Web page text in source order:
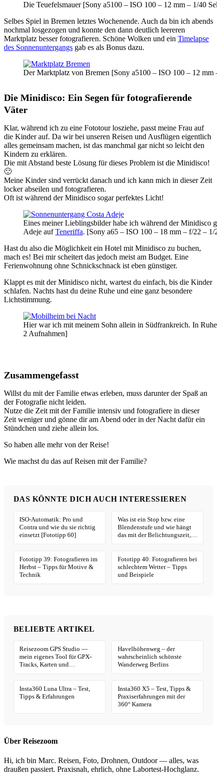
Die Teuefelsmauer [Sony a5100 – ISO 100 – 12 mm – 1/40
Selbes Spiel in Bremen letztes Wochenende. Auch da bin ich abends
nochmal losgezogen und konnte den dann deutlich leereren
Marktplatz besser fotografieren. Schöne Wolken und ein Timelapse
des Sonnenuntergangs gab es als Bonus dazu.
Der Marktplatz von Bremen [Sony a5100 – ISO 100 – 12 mm
Die Minidisco: Ein Segen für fotografierende
Väter
Klar, während ich zu eine Fototour losziehe, passt meine Frau auf
die Kinder auf. Da wir bei unseren Reisen und Ausflügen eigentlich
alles gemeinsam machen, ist das manchmal gar nicht so leicht den
Kindern zu erklären.
Die mit Abstand beste Lösung für dieses Problem ist die Minidisco!
🙂
Meine Kinder sind verrückt danach und ich kann mich in dieser Zeit
locker abseilen und fotografieren.
Oft ist während der Minidisco sogar perfektes Licht!
Eines meiner Lieblingsbilder habe ich während der Minidisco
Adeje aufTeneriffa. [Sony a65 – ISO 100 – 18 mm – f/22 – 1/
Hast du also die Möglichkeit ein Hotel mit Minidisco zu buchen,
mach es! Bei mir scheitert das jedoch meist am Budget. Eine
Ferienwohnung ohne Schnickschnack ist eben günstiger.
Klappt es mit der Minidisco nicht, wartest du einfach, bis die Kinder
schlafen. Nachts hast du deine Ruhe und eine ganz besondere
Lichtstimmung.
Hier war ich mit meinem Sohn allein in Südfrankreich. In
2 Aufnahmen]
Zusammengefasst
Willst du mit der Familie etwas erleben, muss darunter der Spaß an
der Fotografie nicht leiden.
Nutze die Zeit mit der Familie intensiv und fotografiere in dieser
Zeit weniger und gönne dir am Abend oder in der Nacht dafür ein
Stündchen und ziehe allein los.
So haben alle mehr von der Reise!
Wie machst du das auf Reisen mit der Familie?
DAS KÖNNTE DICH AUCH INTERESSIEREN
ISO-Automatik: Pro und
Contra und wie du sie richtig
einsetzt [Fototipp 60]
Was ist ein Stop bzw. eine
Blendenstufe und wie hängt
das mit der Belichtungszeit,
Fototipp 39: Fotografieren im
Herbst – Tipps für Motive &
Technik
Fototipp 40: Fotografieren bei
schlechtem Wetter – Tipps
und Beispiele
BELIEBTE ARTIKEL
Reisezoom GPS Studio —
mein eigenes Tool für GPX-
Tracks, Karten und
Havelhöhenweg – der
wahrscheinlich schönste
Wanderweg Berlins
Insta360 Luna Ultra – Test,
Tipps & Erfahrungen
Insta360 X5 – Test, Tipps &
Praxiserfahrungen mit der
360° Kamera
Über Reisezoom
Hi, ich bin Marc. Reisen, Foto, Drohnen, Outdoor — alles, was
draußen passiert. Praxisnah, ehrlich, ohne Labortest-Hochglanz.